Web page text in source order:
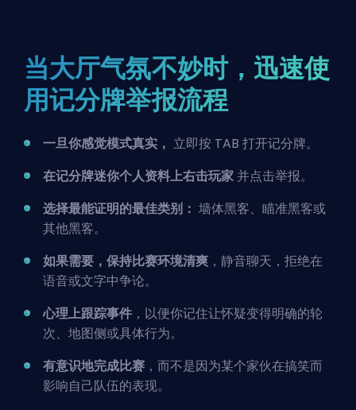
当大厅气氛不妙时，迅速使
用记分牌举报流程
一旦你感觉模式真实， 立即按 TAB 打开记分牌。
在记分牌迷你个人资料上右击玩家 并点击举报。
选择最能证明的最佳类别： 墙体黑客、瞄准黑客或
其他黑客。
如果需要，保持比赛环境清爽 ，静音聊天，拒绝在
语音或文字中争论。
心理上跟踪事件 ，以便你记住让怀疑变得明确的轮
次、地图侧或具体行为。
有意识地完成比赛 ，而不是因为某个家伙在搞笑而
影响自己队伍的表现。